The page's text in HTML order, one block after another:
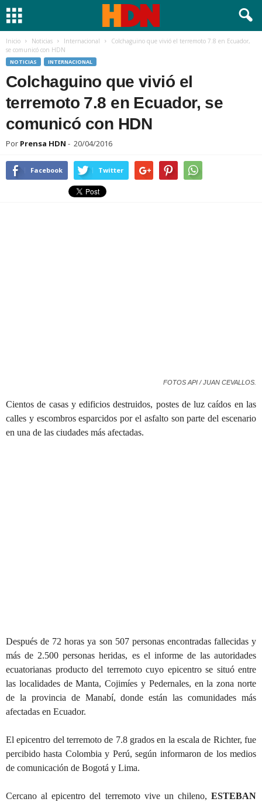
Inicio Noticias Internacional
Colchaguino que vivió el terremoto 7.8 en Ecuador,
se comunicó con HDN
NOTICIAS INTERNACIONAL
Colchaguino que vivió el
terremoto 7.8 en Ecuador, se
comunicó con HDN
Por Prensa HDN - 20/04/2016
Facebook Twitter
FOTOS API / JUAN CEVALLOS.
Cientos de casas y edificios destruidos, postes de luz caídos en las
calles y escombros esparcidos por el asfalto son parte del escenario
en una de las ciudades más afectadas.
Después de 72 horas ya son 507 personas encontradas fallecidas y
más de 2.500 personas heridas, es el informe de las autoridades
ecuatorianas producto del terremoto cuyo epicentro se situó entre
las localidades de Manta, Cojimíes y Pedernales, en la zona norte
de la provincia de Manabí, donde están las comunidades más
afectadas en Ecuador.
El epicentro del terremoto de 7.8 grados en la escala de Richter, fue
percibido hasta Colombia y Perú, según informaron de los medios
de comunicación de Bogotá y Lima.
Cercano al epicentro del terremoto vive un chileno, ESTEBAN